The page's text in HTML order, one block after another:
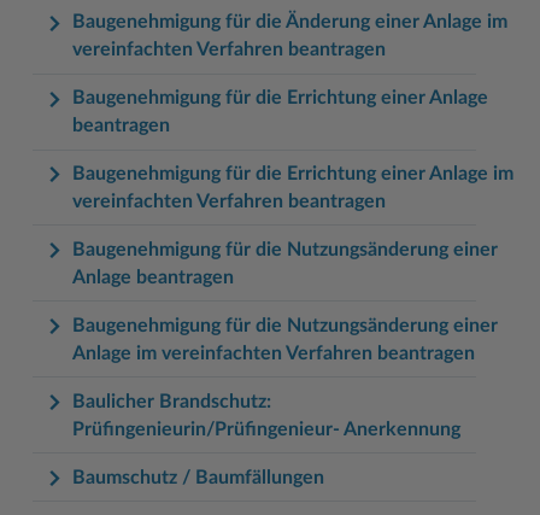
Baugenehmigung für die Änderung einer Anlage im
vereinfachten Verfahren beantragen
Baugenehmigung für die Errichtung einer Anlage
beantragen
Baugenehmigung für die Errichtung einer Anlage im
vereinfachten Verfahren beantragen
Baugenehmigung für die Nutzungsänderung einer
Anlage beantragen
Baugenehmigung für die Nutzungsänderung einer
Anlage im vereinfachten Verfahren beantragen
Baulicher Brandschutz:
Prüfingenieurin/Prüfingenieur- Anerkennung
Baumschutz / Baumfällungen